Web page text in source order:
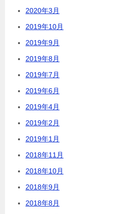
2020年3月
2019年10月
2019年9月
2019年8月
2019年7月
2019年6月
2019年4月
2019年2月
2019年1月
2018年11月
2018年10月
2018年9月
2018年8月